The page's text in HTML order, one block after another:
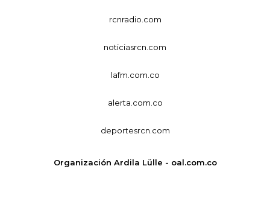
rcnradio.com
noticiasrcn.com
lafm.com.co
alerta.com.co
deportesrcn.com
Organización Ardila Lülle - oal.com.co